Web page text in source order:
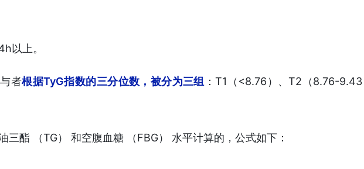
以上。
者根据TyG指数的三分位数，被分为三组：T1（<8.76）、T2（8.76-
三酯 （TG） 和空腹血糖 （FBG） 水平计算的，公式如下：